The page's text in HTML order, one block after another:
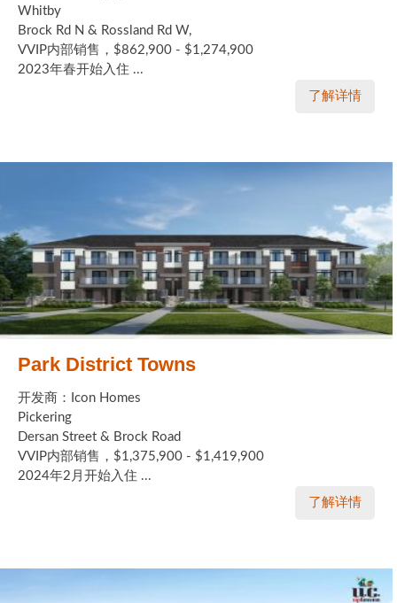
Whitby
Brock Rd N & Rossland Rd W,
VVIP内部销售，$862,900 - $1,274,900
2023年春开始入住 ...
了解详情
Park District Towns
开发商：Icon Homes
Pickering
Dersan Street & Brock Road
VVIP内部销售，$1,375,900 - $1,419,900
2024年2月开始入住 ...
了解详情